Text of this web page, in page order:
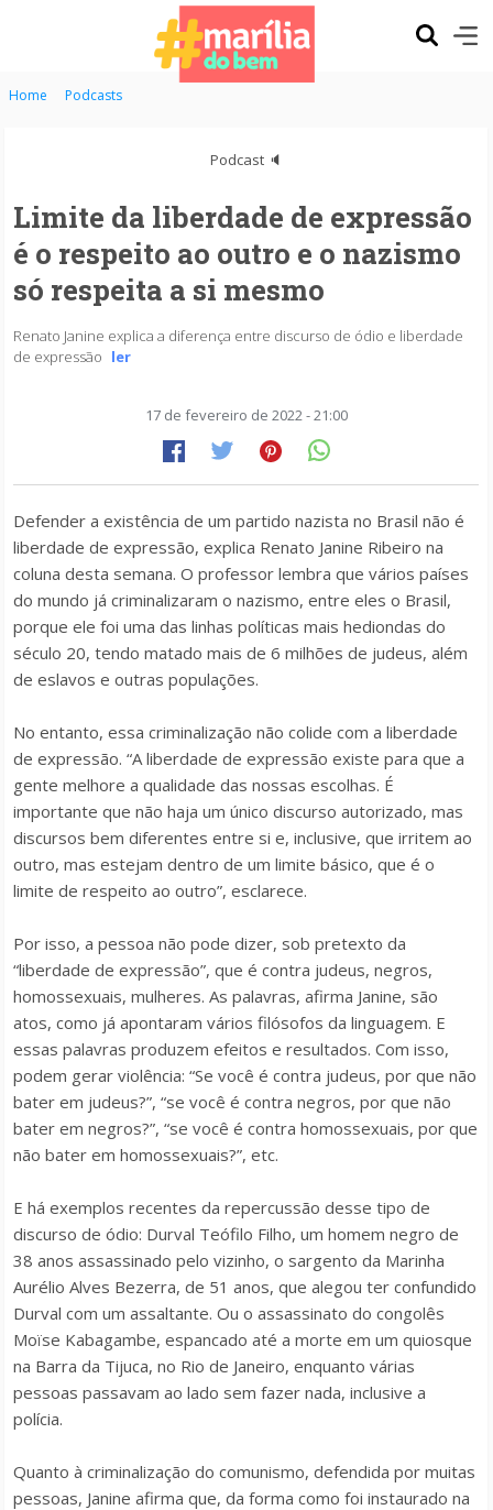
Home Podcasts
Podcast 🔈
Limite da liberdade de expressão
é o respeito ao outro e o nazismo
só respeita a si mesmo
Renato Janine explica a diferença entre discurso de ódio e liberdade
de expressão ler
17 de fevereiro de 2022 - 21:00
Defender a existência de um partido nazista no Brasil não é
liberdade de expressão, explica Renato Janine Ribeiro na
coluna desta semana. O professor lembra que vários países
do mundo já criminalizaram o nazismo, entre eles o Brasil,
porque ele foi uma das linhas políticas mais hediondas do
século 20, tendo matado mais de 6 milhões de judeus, além
de eslavos e outras populações.
No entanto, essa criminalização não colide com a liberdade
de expressão. “A liberdade de expressão existe para que a
gente melhore a qualidade das nossas escolhas. É
importante que não haja um único discurso autorizado, mas
discursos bem diferentes entre si e, inclusive, que irritem ao
outro, mas estejam dentro de um limite básico, que é o
limite de respeito ao outro”, esclarece.
Por isso, a pessoa não pode dizer, sob pretexto da
“liberdade de expressão”, que é contra judeus, negros,
homossexuais, mulheres. As palavras, afirma Janine, são
atos, como já apontaram vários filósofos da linguagem. E
essas palavras produzem efeitos e resultados. Com isso,
podem gerar violência: “Se você é contra judeus, por que não
bater em judeus?”, “se você é contra negros, por que não
bater em negros?”, “se você é contra homossexuais, por que
não bater em homossexuais?”, etc.
E há exemplos recentes da repercussão desse tipo de
discurso de ódio: Durval Teófilo Filho, um homem negro de
38 anos assassinado pelo vizinho, o sargento da Marinha
Aurélio Alves Bezerra, de 51 anos, que alegou ter confundido
Durval com um assaltante. Ou o assassinato do congolês
Moïse Kabagambe, espancado até a morte em um quiosque
na Barra da Tijuca, no Rio de Janeiro, enquanto várias
pessoas passavam ao lado sem fazer nada, inclusive a
polícia.
Quanto à criminalização do comunismo, defendida por muitas
pessoas, Janine afirma que, da forma como foi instaurado na